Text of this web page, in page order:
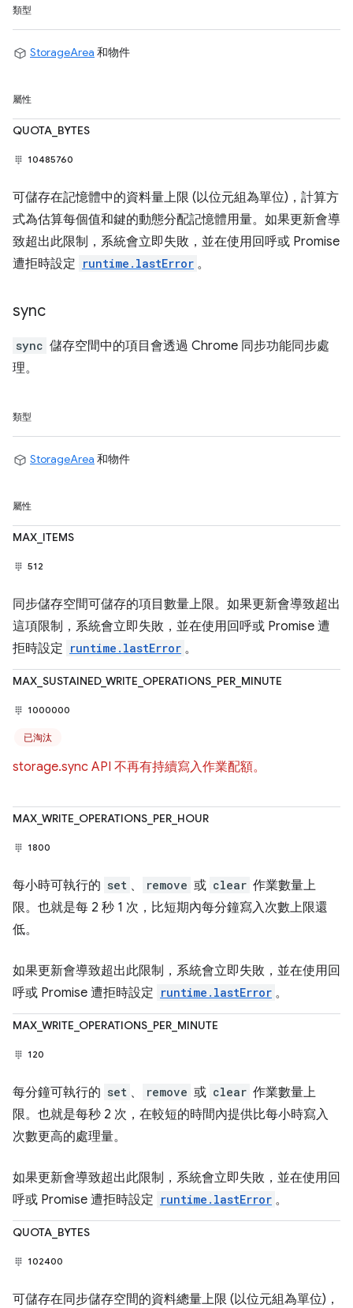
類型
StorageArea 和物件
屬性
QUOTA_BYTES
10485760
可儲存在記憶體中的資料量上限 (以位元組為單位)，計算方
式為估算每個值和鍵的動態分配記憶體用量。如果更新會導
致超出此限制，系統會立即失敗，並在使用回呼或 Promise
遭拒時設定 runtime.lastError 。
sync
sync 儲存空間中的項目會透過 Chrome 同步功能同步處
理。
類型
StorageArea 和物件
屬性
MAX_ITEMS
512
同步儲存空間可儲存的項目數量上限。如果更新會導致超出
這項限制，系統會立即失敗，並在使用回呼或 Promise 遭
拒時設定 runtime.lastError 。
MAX_SUSTAINED_WRITE_OPERATIONS_PER_MINUTE
1000000
已淘汰
storage.sync API 不再有持續寫入作業配額。
MAX_WRITE_OPERATIONS_PER_HOUR
1800
每小時可執行的 set 、 remove 或 clear 作業數量上
限。也就是每 2 秒 1 次，比短期內每分鐘寫入次數上限還
低。
如果更新會導致超出此限制，系統會立即失敗，並在使用回
呼或 Promise 遭拒時設定 runtime.lastError 。
MAX_WRITE_OPERATIONS_PER_MINUTE
120
每分鐘可執行的 set 、 remove 或 clear 作業數量上
限。也就是每秒 2 次，在較短的時間內提供比每小時寫入
次數更高的處理量。
如果更新會導致超出此限制，系統會立即失敗，並在使用回
呼或 Promise 遭拒時設定 runtime.lastError 。
QUOTA_BYTES
102400
可儲存在同步儲存空間的資料總量上限 (以位元組為單位)，